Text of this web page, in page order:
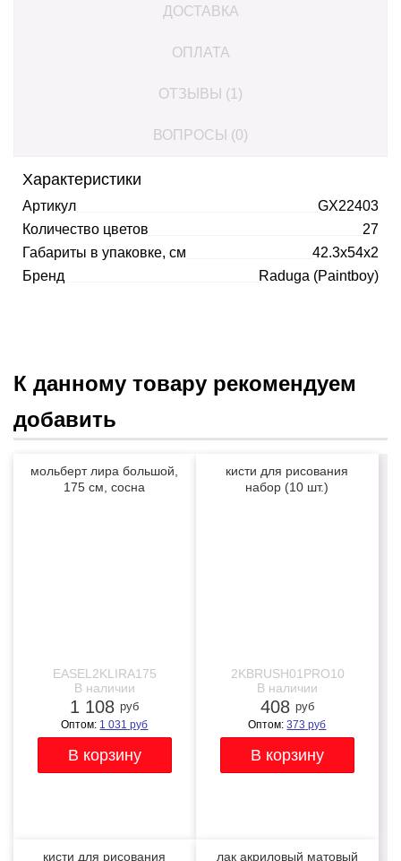
ДОСТАВКА
ОПЛАТА
ОТЗЫВЫ (1)
ВОПРОСЫ (0)
Характеристики
Артикул
GX22403
Количество цветов
27
Габариты в упаковке, см
42.3x54x2
Бренд
Raduga (Paintboy)
К данному товару рекомендуем
добавить
мольберт лира большой,
175 см, сосна
EASEL2KLIRA175
В наличии
1 108 руб
Оптом: 1 031 руб
кисти для рисования
набор (10 шт.)
2KBRUSH01PRO10
В наличии
408 руб
Оптом:373 руб
кисти для рисования лак акриловый матовый